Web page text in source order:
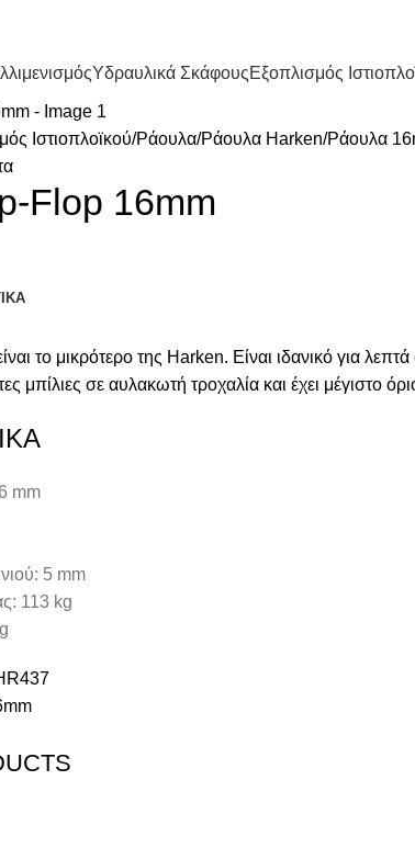
Υδραυλικά ΣκάφουςΕξοπλισμός
μεγέθυνση
Ιστιοπλοϊκού Ράουλα Ράουλα Harken Ράουλα
Flop 16mm
το μικρότερο της Harken. Είναι ιδανικό για
μπίλιες σε αυλακωτή τροχαλία και έχει μέγιστο
mm
5 mm
113 kg